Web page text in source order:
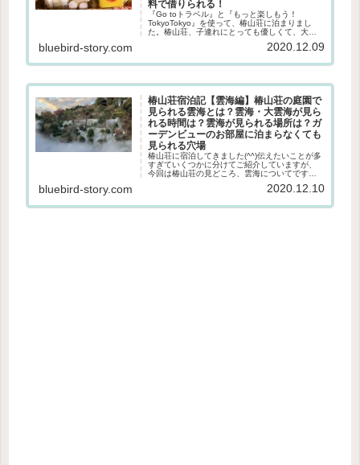
料で借りられる！
『Go toトラベル』と『もっと楽しもう！
TokyoTokyo』を使って、椿山荘に泊まりまし
た。椿山荘、子連れにとっても優しくて、大満
れにおすすめ編】としてお届けします♪▽値段、
bluebird-story.com 2020.12.09
椿山荘宿泊記【雲海編】椿山荘の庭園で
見られる雲海とは？雲海・大雲海が見ら
れる時間は？雲海が見られる場所は？ガ
ーデンビューのお部屋に泊まらなくても
見られる穴場
椿山荘に宿泊してきました(^^)伝えたいことが多
すぎていくつかに分けてご紹介していますが、
今回は椿山荘の見どころ、雲海についてです！
椿山荘の「東京雲海」とは？2020年10月から椿
山荘が始めた霧に包まれた幻想的な情景を楽し
bluebird-story.com 2020.12.10